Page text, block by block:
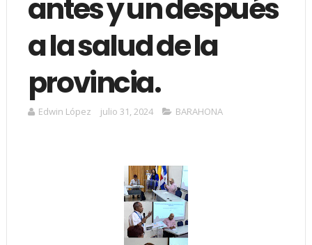
antes y un después
a la salud de la
provincia.
Edwin López julio 31, 2024 BARAHONA